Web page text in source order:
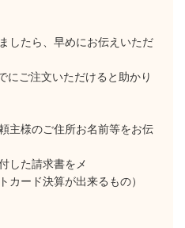
したら、早めにお伝えいただ
にご注文いただけると助かり
主様のご住所お名前等をお伝
した請求書をメ
カード決算が出来るもの）